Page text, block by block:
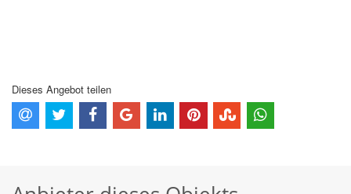
Dieses Angebot teilen